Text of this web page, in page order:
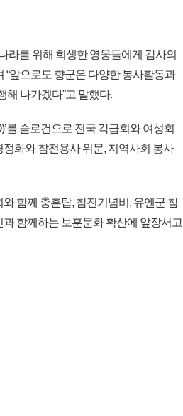
라를 위해 희생한 영웅들에게 감사의
“앞으로도 향군은 다양한 봉사활동과
해 나가겠다”고 말했다.
를 슬로건으로 전국 각급회와 여성회
화와 참전용사 위문, 지역사회 봉사
와 함께 충혼탑, 참전기념비, 유엔군 참
함께하는 보훈문화 확산에 앞장서고